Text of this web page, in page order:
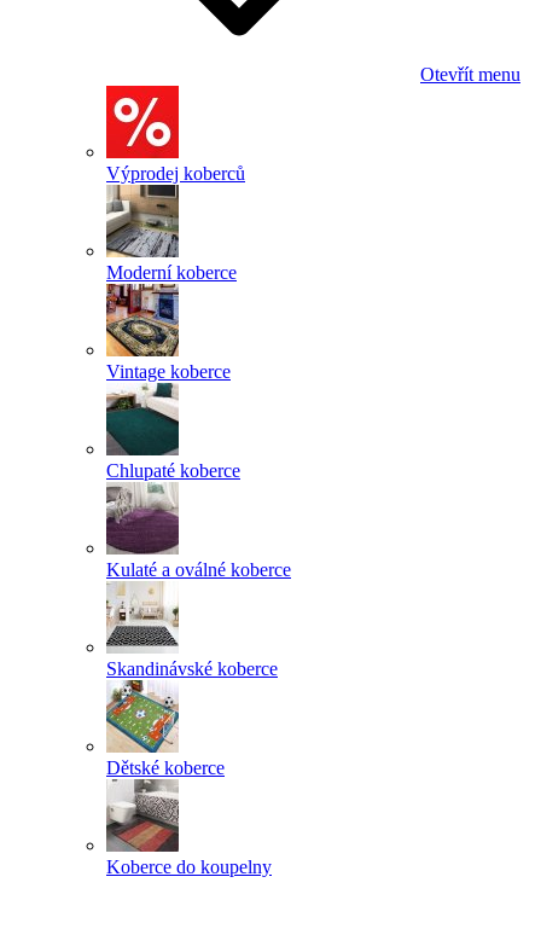
Otevřít menu
Výprodej koberců
Moderní koberce
Vintage koberce
Chlupaté koberce
Kulaté a oválné koberce
Skandinávské koberce
Dětské koberce
Koberce do koupelny